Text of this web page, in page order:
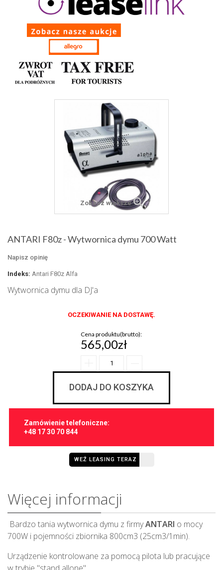
Zobacz większe
ANTARI F80z - Wytwornica dymu 700 Watt
Napisz opinię
Indeks: Antari F80z Alfa
Wytwornica dymu dla DJ'a
OCZEKIWANIE NA DOSTAWĘ.
Cena produktu(brutto):
565,00zł
DODAJ DO KOSZYKA
Zamówienie telefoniczne:
+48 17 30 70 844
WEŹ LEASING TERAZ
Więcej informacji
Bardzo tania wytwornica dymu z firmyANTARI o mocy
700W i pojemności zbiornika 800cm3 (25cm3/1min).
Urządzenie kontrolowane za pomocą pilota lub pracujące